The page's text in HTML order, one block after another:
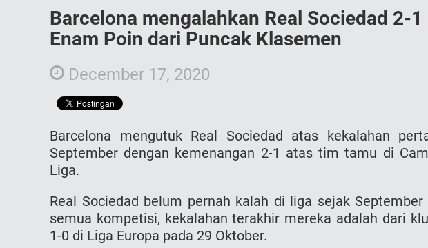
Barcelona mengalahkan Real Sociedad 2-
Enam Poin dari Puncak Klasemen
December 17, 2020
Barcelona mengutuk Real Sociedad atas kekalahan
September dengan kemenangan 2-1 atas tim tamu di
Liga.
Real Sociedad belum pernah kalah di liga sejak
semua kompetisi, kekalahan terakhir mereka adalah dari
1-0 di Liga Europa pada 29 Oktober.